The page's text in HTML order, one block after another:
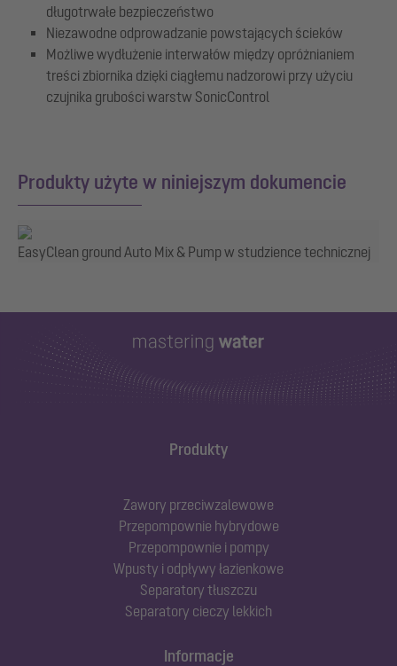
długotrwałe bezpieczeństwo
Niezawodne odprowadzanie powstających ścieków
Możliwe wydłużenie interwałów między opróżnianiem
treści zbiornika dzięki ciągłemu nadzorowi przy użyciu
czujnika grubości warstw SonicControl
Produkty użyte w niniejszym dokumencie
EasyClean ground Auto Mix & Pump w studzience technicznej
Produkty
Zawory przeciwzalewowe
Przepompownie hybrydowe
Przepompownie i pompy
Wpusty i odpływy łazienkowe
Separatory tłuszczu
Separatory cieczy lekkich
Informacje